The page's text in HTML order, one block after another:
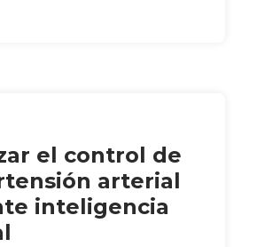
el control de
arterial
inteligencia